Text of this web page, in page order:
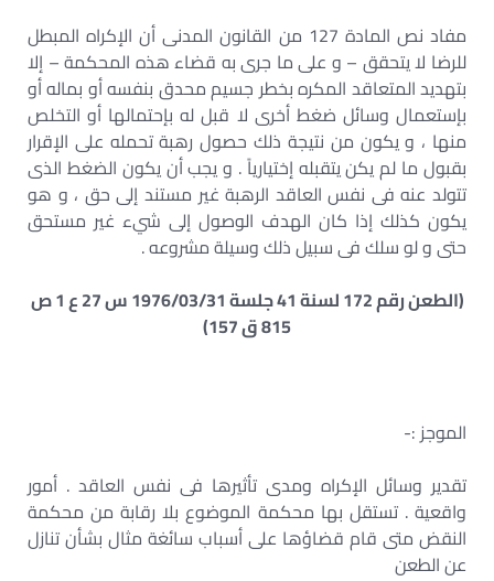
مفاد نص المادة 127 من القانون المدنى أن الإكراه المبطل
للرضا لا يتحقق – و على ما جرى به قضاء هذه المحكمة – إلا
بتهديد المتعاقد المكره بخطر جسيم محدق بنفسه أو بماله أو
بإستعمال وسائل ضغط أخرى لا قبل له بإحتمالها أو التخلص
منها ، و يكون من نتيجة ذلك حصول رهبة تحمله على الإقرار
بقبول ما لم يكن يتقبله إختيارياً . و يجب أن يكون الضغط الذى
تتولد عنه فى نفس العاقد الرهبة غير مستند إلى حق ، و هو
يكون كذلك إذا كان الهدف الوصول إلى شيء غير مستحق
حتى و لو سلك فى سبيل ذلك وسيلة مشروعه .
(الطعن رقم 172 لسنة 41 جلسة 1976/03/31 س 27 ع 1 ص
815 ق 157)
الموجز :-
تقدير وسائل الإكراه ومدى تأثيرها فى نفس العاقد . أمور
واقعية . تستقل بها محكمة الموضوع بلا رقابة من محكمة
النقض متى قام قضاؤها على أسباب سائغة مثال بشأن تنازل
عن الطعن